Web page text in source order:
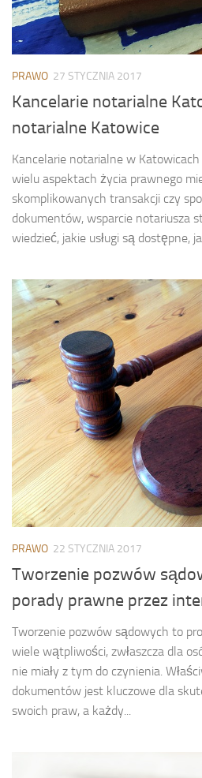
PRAWO 27 STYCZNIA 2017
Kancelarie notarialne
notarialne Katowice
Kancelarie notarialne w
wielu aspektach życia prawnego
skomplikowanych transakcji czy
dokumentów, wsparcie notariusza
wiedzieć, jakie usługi są dostępne,
PRAWO 22 STYCZNIA 2017
Tworzenie pozwów
porady prawne przez
Tworzenie pozwów sądowych to
wiele wątpliwości, zwłaszcza dla
nie miały z tym do czynienia.
dokumentów jest kluczowe dla
swoich praw, a każdy...